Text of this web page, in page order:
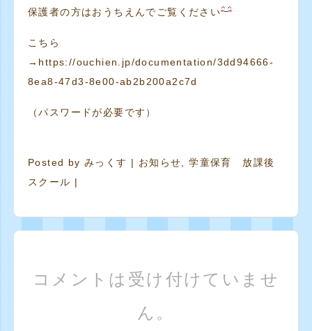
保護者の方はおうちえんでご覧ください
こちら
→ https://ouchien.jp/documentation/3dd94666-
8ea8-47d3-8e00-ab2b200a2c7d
（パスワードが必要です）
Posted byみっくす | お知らせ ,学童保育 放課後
スクール |
コメントは受け付けていませ
ん。